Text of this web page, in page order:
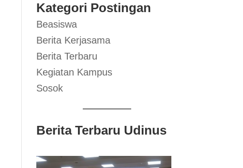
Kategori Postingan
Beasiswa
Berita Kerjasama
Berita Terbaru
Kegiatan Kampus
Sosok
Berita Terbaru Udinus